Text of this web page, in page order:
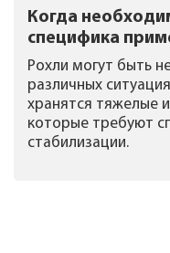
Когда
специфика
Рохли могут быть
различных
хранятся тяжелые
которые требуют
стабилизации.